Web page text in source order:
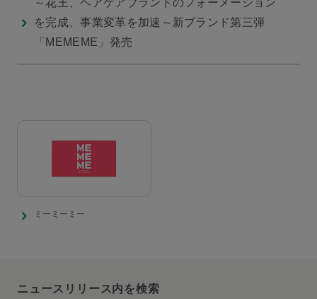
を完成、事業変革を加速～新ブランド第三弾
「MEMEME」発売
ミーミーミー
ニュースリリース内を検索